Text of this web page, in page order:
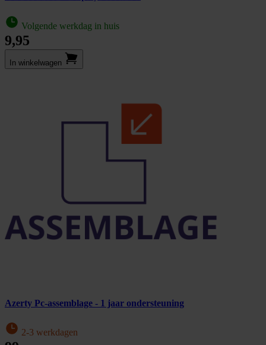
Volgende werkdag in huis
9,95
In winkel­wagen
Azerty Pc-assemblage - 1 jaar ondersteuning
2-3 werkdagen